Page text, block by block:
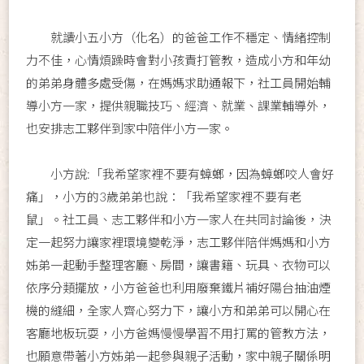
就讀小五小方（化名）的爸爸工作不穩定、情緒控制
力不佳，心情煩躁時會對小孩責打管教，造成小方和年幼
的弟弟身體多處受傷，在媽媽求助通報下，社工員開始輔
導小方一家，提供親職技巧、經濟、就業、課業輔導外，
也安排志工夥伴到家中陪伴小方一家。
小方說:「我希望家裡不要有蟑螂，因為蟑螂咬人會好
痛」，小方的3歲弟弟也說：「我希望家裡不要有老
鼠」。社工員、志工夥伴和小方一家人在共同討論後，決
定一起努力讓家裡環境變乾淨，志工夥伴陪伴媽媽和小方
姊弟一起動手整理客廳、房間，讓書籍、玩具、衣物可以
依序分類擺放，小方爸爸也利用廢棄鐵片補好陽台抽油煙
機的縫細，全家人齊心努力下，讓小方和弟弟可以開心在
客廳地板玩耍，小方爸媽慢慢學習不用打罵的管教方法，
也願意帶著小方姊弟一起參與親子活動，家中親子關係明